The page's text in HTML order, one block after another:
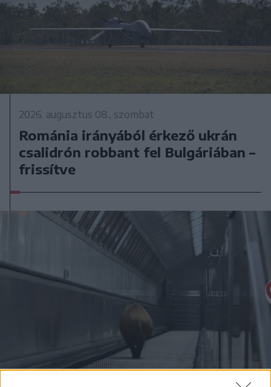
2026. augusztus 08., szombat
Románia irányából érkező ukrán
csalidrón robbant fel Bulgáriában –
frissítve